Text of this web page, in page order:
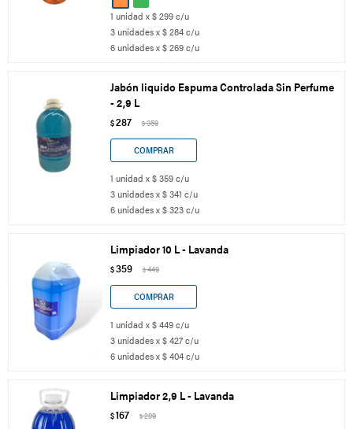
1 unidad x $ 299 c/u
3 unidades x $ 284 c/u
6 unidades x $ 269 c/u
Jabón liquido Espuma Controlada Sin Perfume
- 2,9 L
$287 $359
1 unidad x $ 359 c/u
3 unidades x $ 341 c/u
6 unidades x $ 323 c/u
Limpiador 10 L - Lavanda
$359 $449
1 unidad x $ 449 c/u
3 unidades x $ 427 c/u
6 unidades x $ 404 c/u
Limpiador 2,9 L - Lavanda
$167 $209